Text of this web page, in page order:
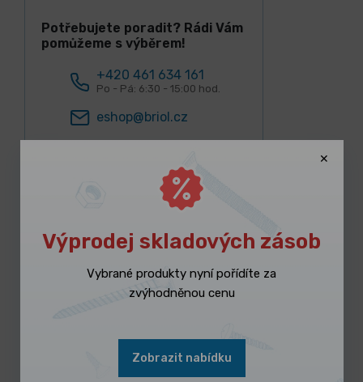
Potřebujete poradit? Rádi Vám
pomůžeme s výběrem!
+420 461 634 161
Po - Pá: 6:30 - 15:00 hod.
eshop@briol.cz
Lidé k tomuto produktu nejčastěji
Výprodej skladových zásob
Vybrané produkty nyní pořídíte za
zvýhodněnou cenu
Zobrazit nabídku